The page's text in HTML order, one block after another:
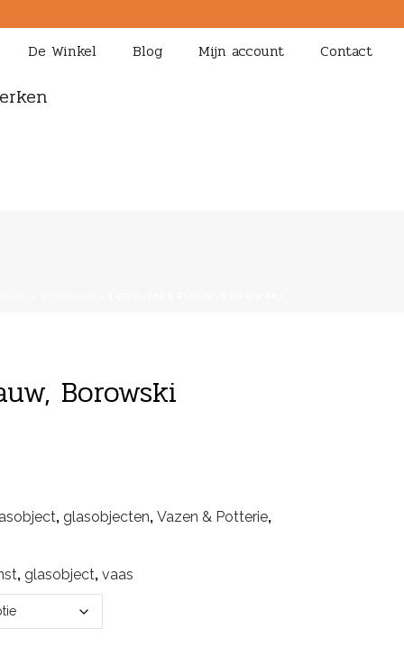
De Winkel Blog Mijn account Contact
Borowski
, glasobjecten, Vazen & Potterie,
, glasobject, vaas